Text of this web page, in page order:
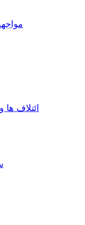
ائتلاف